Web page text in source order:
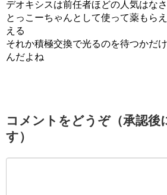
デオキシスは前任者ほどの人気はなさ
とっこーちゃんとして使って薬もら
える
それか積極交換で光るのを待つかだ
んだよね
コメントをどうぞ（承認後
す）